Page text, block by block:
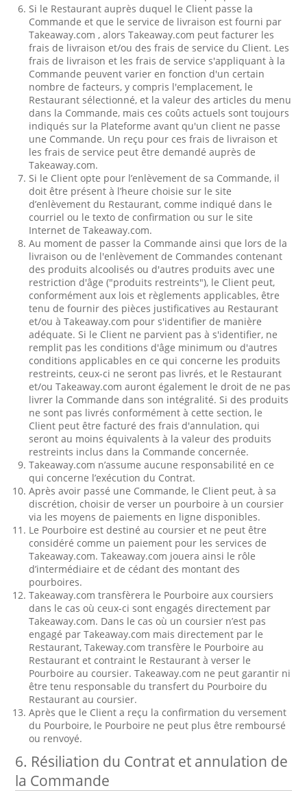
Si le Restaurant auprès duquel le Client passe la
Commande et que le service de livraison est fourni par
Takeaway.com , alors Takeaway.com peut facturer les
frais de livraison et/ou des frais de service du Client. Les
frais de livraison et les frais de service s'appliquant à la
Commande peuvent varier en fonction d'un certain
nombre de facteurs, y compris l'emplacement, le
Restaurant sélectionné, et la valeur des articles du menu
dans la Commande, mais ces coûts actuels sont toujours
indiqués sur la Plateforme avant qu'un client ne passe
une Commande. Un reçu pour ces frais de livraison et
les frais de service peut être demandé auprès de
Takeaway.com.
Si le Client opte pour l’enlèvement de sa Commande, il
doit être présent à l’heure choisie sur le site
d’enlèvement du Restaurant, comme indiqué dans le
courriel ou le texto de confirmation ou sur le site
Internet de Takeaway.com.
Au moment de passer la Commande ainsi que lors de la
livraison ou de l'enlèvement de Commandes contenant
des produits alcoolisés ou d'autres produits avec une
restriction d'âge ("produits restreints"), le Client peut,
conformément aux lois et règlements applicables, être
tenu de fournir des pièces justificatives au Restaurant
et/ou à Takeaway.com pour s'identifier de manière
adéquate. Si le Client ne parvient pas à s'identifier, ne
remplit pas les conditions d'âge minimum ou d'autres
conditions applicables en ce qui concerne les produits
restreints, ceux-ci ne seront pas livrés, et le Restaurant
et/ou Takeaway.com auront également le droit de ne pas
livrer la Commande dans son intégralité. Si des produits
ne sont pas livrés conformément à cette section, le
Client peut être facturé des frais d'annulation, qui
seront au moins équivalents à la valeur des produits
restreints inclus dans la Commande concernée.
Takeaway.com n’assume aucune responsabilité en ce
qui concerne l’exécution du Contrat.
Après avoir passé une Commande, le Client peut, à sa
discrétion, choisir de verser un pourboire à un coursier
via les moyens de paiements en ligne disponibles.
Le Pourboire est destiné au coursier et ne peut être
considéré comme un paiement pour les services de
Takeaway.com. Takeaway.com jouera ainsi le rôle
d’intermédiaire et de cédant des montant des
pourboires.
Takeaway.com transfèrera le Pourboire aux coursiers
dans le cas où ceux-ci sont engagés directement par
Takeaway.com. Dans le cas où un coursier n’est pas
engagé par Takeaway.com mais directement par le
Restaurant, Takeway.com transfère le Pourboire au
Restaurant et contraint le Restaurant à verser le
Pourboire au coursier. Takeaway.com ne peut garantir ni
être tenu responsable du transfert du Pourboire du
Restaurant au coursier.
Après que le Client a reçu la confirmation du versement
du Pourboire, le Pourboire ne peut plus être remboursé
ou renvoyé.
6. Résiliation du Contrat et annulation de
la Commande